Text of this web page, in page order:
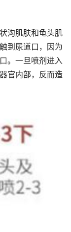
沟肌肤和龟头肌
到尿道口，因为
。一旦喷剂进入
官内部，反而造